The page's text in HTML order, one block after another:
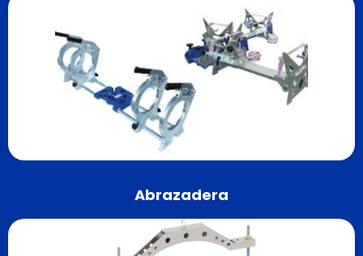
Abrazadera